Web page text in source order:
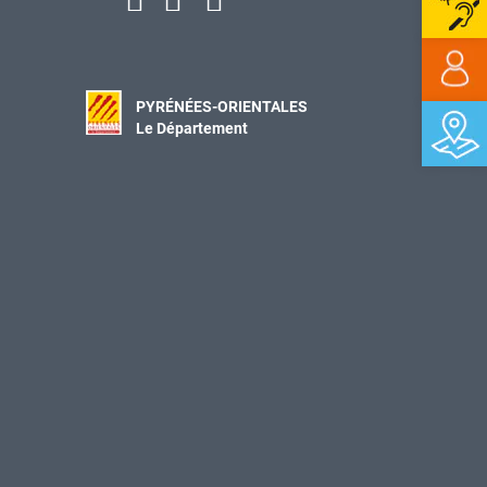
PYRÉNÉES-ORIENTALES
Le Département